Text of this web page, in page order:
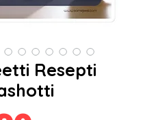
Resepti